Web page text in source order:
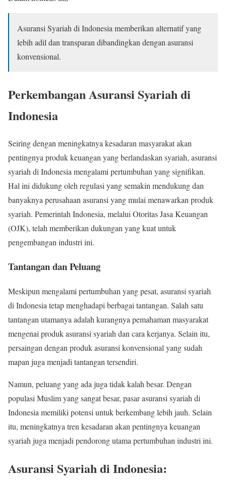
Asuransi Syariah di Indonesia memberikan alternatif yang
lebih adil dan transparan dibandingkan dengan asuransi
konvensional.
Perkembangan Asuransi Syariah di
Indonesia
Seiring dengan meningkatnya kesadaran masyarakat akan
pentingnya produk keuangan yang berlandaskan syariah, asuransi
syariah di Indonesia mengalami pertumbuhan yang signifikan.
Hal ini didukung oleh regulasi yang semakin mendukung dan
banyaknya perusahaan asuransi yang mulai menawarkan produk
syariah. Pemerintah Indonesia, melalui Otoritas Jasa Keuangan
(OJK), telah memberikan dukungan yang kuat untuk
pengembangan industri ini.
Tantangan dan Peluang
Meskipun mengalami pertumbuhan yang pesat, asuransi syariah
di Indonesia tetap menghadapi berbagai tantangan. Salah satu
tantangan utamanya adalah kurangnya pemahaman masyarakat
mengenai produk asuransi syariah dan cara kerjanya. Selain itu,
persaingan dengan produk asuransi konvensional yang sudah
mapan juga menjadi tantangan tersendiri.
Namun, peluang yang ada juga tidak kalah besar. Dengan
populasi Muslim yang sangat besar, pasar asuransi syariah di
Indonesia memiliki potensi untuk berkembang lebih jauh. Selain
itu, meningkatnya tren kesadaran akan pentingnya keuangan
syariah juga menjadi pendorong utama pertumbuhan industri ini.
Asuransi Syariah di Indonesia: